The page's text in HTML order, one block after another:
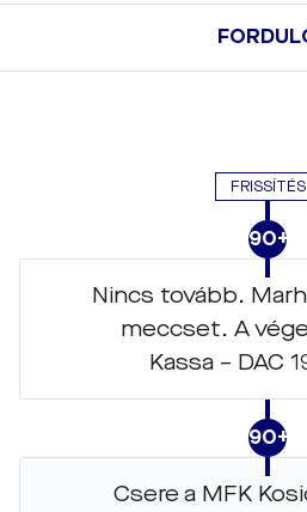
FRISSÍTÉS
90+12
Nincs tovább.
meccset. A
Kassa – DAC
90+12
Csere a MFK